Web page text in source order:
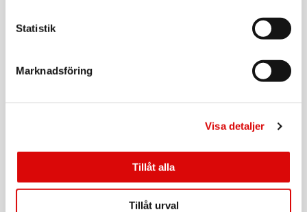
Statistik
Marknadsföring
Visa detaljer
Tillåt alla
Tillåt urval
Rek: 179,00 kr
Sovmask
Tillv. art. nr:
CAVALET
Nackkudde Komfort